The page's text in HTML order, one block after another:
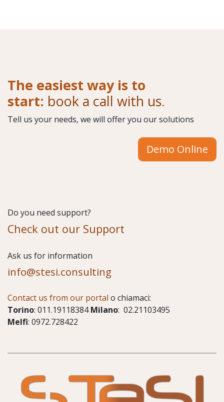
The easiest way is to
start: book a call with us.
Tell us your needs, we will offer you our solutions
Demo Online
Do you need support?
Check out our Support
​Ask us for information
info@stesi.consulting
Contact us from our portal o chiamaci:
Torino: 011.19118384Milano: 02.21103495
Melfi: 0972.728422